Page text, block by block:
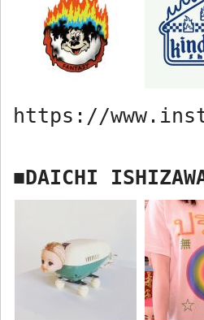
https://
■DAICHI